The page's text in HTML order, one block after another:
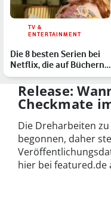
TV &
ENTERTAINMENT
Die 8 besten Serien bei
Netflix, die auf Büchern
basieren: Bridge…
Release:
Checkmate
Die Dreharbeiten
begonnen, daher
hier bei featured.de